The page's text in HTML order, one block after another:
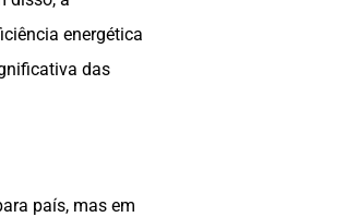
energética
das
país, mas em